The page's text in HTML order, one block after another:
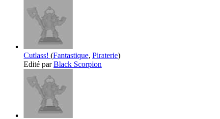
Cutlass! (Fantastique, Piraterie)
Edité parBlack Scorpion